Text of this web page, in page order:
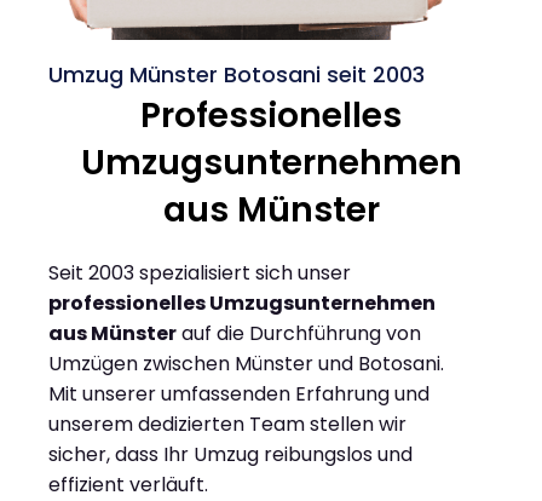
Umzug Münster Botosani seit 2003
Professionelles
Umzugsunternehmen
aus Münster
Seit 2003 spezialisiert sich unser
professionelles Umzugsunternehmen
aus Münsterauf die Durchführung von
Umzügen zwischen Münster und Botosani.
Mit unserer umfassenden Erfahrung und
unserem dedizierten Team stellen wir
sicher, dass Ihr Umzug reibungslos und
effizient verläuft.